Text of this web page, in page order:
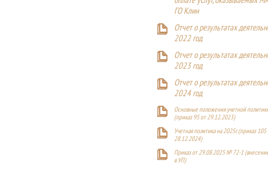
ГО Клин
Отчет о результатах
2022 год
Отчет о результатах
2023 год
Отчет о результатах
2024 год
Основные положения учетной
(приказ 95 от 29.12.2023)
Учетная политика на 2025г. (приказ 105
28.12.2024)
Приказ от 29.08.2025 № 72-1
в УП)